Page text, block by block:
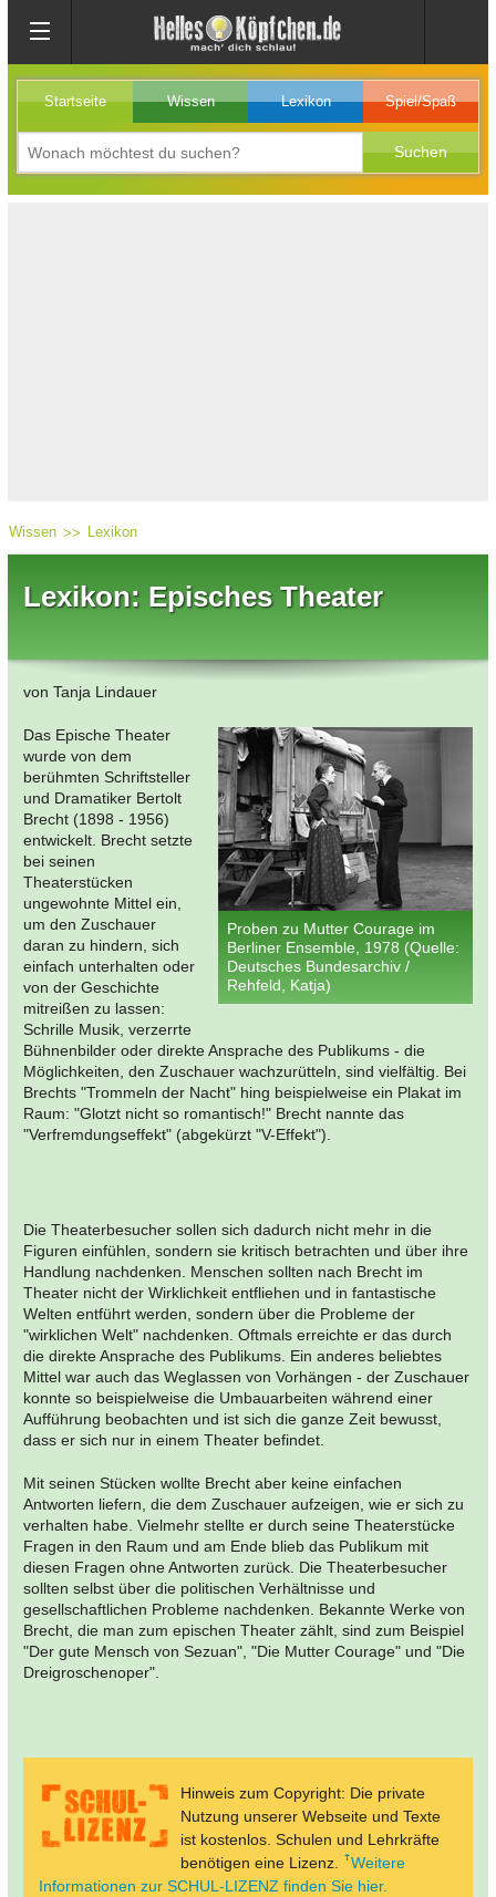
Startseite Wissen Lexikon Spiel/Spaß
Wissen Lexikon
Lexikon: Episches Theater
von Tanja Lindauer
Proben zu Mutter Courage im
Berliner Ensemble, 1978 (Quelle:
Deutsches Bundesarchiv /
Rehfeld, Katja)
Das Epische Theater
wurde von dem
berühmten Schriftsteller
und Dramatiker Bertolt
Brecht (1898 - 1956)
entwickelt. Brecht setzte
bei seinen
Theaterstücken
ungewohnte Mittel ein,
um den Zuschauer
daran zu hindern, sich
einfach unterhalten oder
von der Geschichte
mitreißen zu lassen:
Schrille Musik, verzerrte
Bühnenbilder oder direkte Ansprache des Publikums - die
Möglichkeiten, den Zuschauer wachzurütteln, sind vielfältig. Bei
Brechts "Trommeln der Nacht" hing beispielweise ein Plakat im
Raum: "Glotzt nicht so romantisch!" Brecht nannte das
"Verfremdungseffekt" (abgekürzt "V-Effekt").
Die Theaterbesucher sollen sich dadurch nicht mehr in die
Figuren einfühlen, sondern sie kritisch betrachten und über ihre
Handlung nachdenken. Menschen sollten nach Brecht im
Theater nicht der Wirklichkeit entfliehen und in fantastische
Welten entführt werden, sondern über die Probleme der
"wirklichen Welt" nachdenken. Oftmals erreichte er das durch
die direkte Ansprache des Publikums. Ein anderes beliebtes
Mittel war auch das Weglassen von Vorhängen - der Zuschauer
konnte so beispielweise die Umbauarbeiten während einer
Aufführung beobachten und ist sich die ganze Zeit bewusst,
dass er sich nur in einem Theater befindet.
Mit seinen Stücken wollte Brecht aber keine einfachen
Antworten liefern, die dem Zuschauer aufzeigen, wie er sich zu
verhalten habe. Vielmehr stellte er durch seine Theaterstücke
Fragen in den Raum und am Ende blieb das Publikum mit
diesen Fragen ohne Antworten zurück. Die Theaterbesucher
sollten selbst über die politischen Verhältnisse und
gesellschaftlichen Probleme nachdenken. Bekannte Werke von
Brecht, die man zum epischen Theater zählt, sind zum Beispiel
"Der gute Mensch von Sezuan", "Die Mutter Courage" und "Die
Dreigroschenoper".
Hinweis zum Copyright: Die private
Nutzung unserer Webseite und Texte
ist kostenlos. Schulen und Lehrkräfte
benötigen eine Lizenz.
Weitere
Informationen zur SCHUL-LIZENZ finden Sie hier.